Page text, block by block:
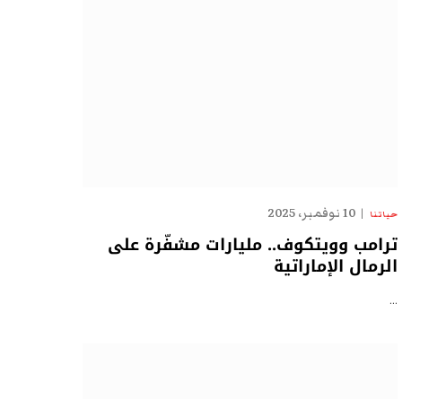
حياتنا 10 نوفمبر، 2025
ترامب وويتكوف.. مليارات مشفّرة على
الرمال الإماراتية
…